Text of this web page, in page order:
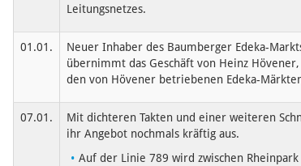
Leitungsnetzes.
01.01.
Neuer Inhaber des Baumberger Edeka-
übernimmt das Geschäft von Heinz
den von Hövener betriebenen Edeka-
07.01.
Mit dichteren Takten und einer weiteren
ihr Angebot nochmals kräftig aus.
Auf der Linie 789 wird zwischen